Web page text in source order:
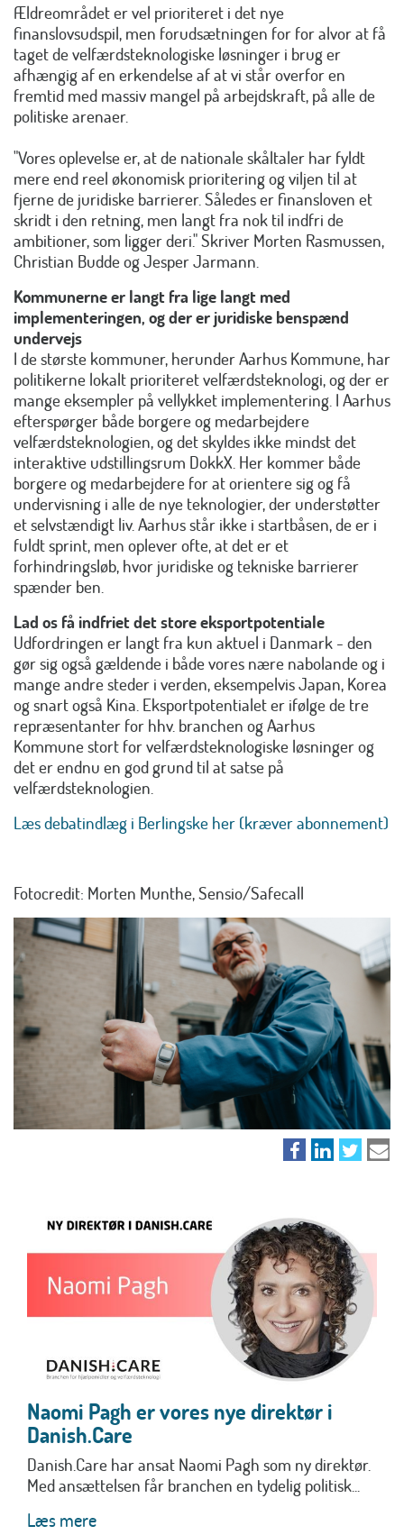
Ældreområdet er vel prioriteret i det nye
finanslovsudspil, men forudsætningen for for alvor at få
taget de velfærdsteknologiske løsninger i brug er
afhængig af en erkendelse af at vi står overfor en
fremtid med massiv mangel på arbejdskraft, på alle de
politiske arenaer.
"Vores oplevelse er, at de nationale skåltaler har fyldt
mere end reel økonomisk prioritering og viljen til at
fjerne de juridiske barrierer. Således er finansloven et
skridt i den retning, men langt fra nok til indfri de
ambitioner, som ligger deri." Skriver Morten Rasmussen,
Christian Budde og Jesper Jarmann.
Kommunerne er langt fra lige langt med
implementeringen, og der er juridiske benspænd
undervejs
I de største kommuner, herunder Aarhus Kommune, har
politikerne lokalt prioriteret velfærdsteknologi, og der er
mange eksempler på vellykket implementering. I Aarhus
efterspørger både borgere og medarbejdere
velfærdsteknologien, og det skyldes ikke mindst det
interaktive udstillingsrum DokkX. Her kommer både
borgere og medarbejdere for at orientere sig og få
undervisning i alle de nye teknologier, der understøtter
et selvstændigt liv. Aarhus står ikke i startbåsen, de er i
fuldt sprint, men oplever ofte, at det er et
forhindringsløb, hvor juridiske og tekniske barrierer
spænder ben.
Lad os få indfriet det store eksportpotentiale
Udfordringen er langt fra kun aktuel i Danmark - den
gør sig også gældende i både vores nære nabolande og i
mange andre steder i verden, eksempelvis Japan, Korea
og snart også Kina. Eksportpotentialet er ifølge de tre
repræsentanter for hhv. branchen og Aarhus
Kommune stort for velfærdsteknologiske løsninger og
det er endnu en god grund til at satse på
velfærdsteknologien.
Læs debatindlæg i Berlingske her (kræver abonnement)
Fotocredit: Morten Munthe, Sensio/Safecall
Naomi Pagh er vores nye direktør i
Danish.Care
Danish.Care har ansat Naomi Pagh som ny direktør.
Med ansættelsen får branchen en tydelig politisk...
Læs mere